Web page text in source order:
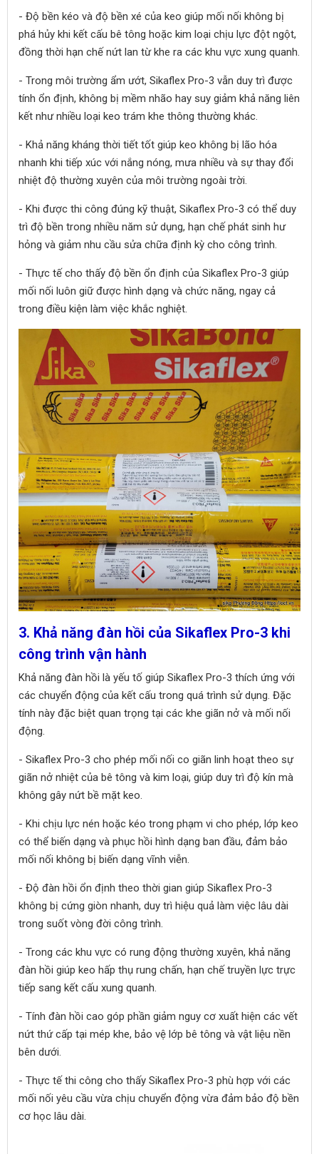
- Độ bền kéo và độ bền xé của keo giúp mối nối không bị
phá hủy khi kết cấu bê tông hoặc kim loại chịu lực đột ngột,
đồng thời hạn chế nứt lan từ khe ra các khu vực xung quanh.
- Trong môi trường ẩm ướt, Sikaflex Pro-3 vẫn duy trì được
tính ổn định, không bị mềm nhão hay suy giảm khả năng liên
kết như nhiều loại keo trám khe thông thường khác.
- Khả năng kháng thời tiết tốt giúp keo không bị lão hóa
nhanh khi tiếp xúc với nắng nóng, mưa nhiều và sự thay đổi
nhiệt độ thường xuyên của môi trường ngoài trời.
- Khi được thi công đúng kỹ thuật, Sikaflex Pro-3 có thể duy
trì độ bền trong nhiều năm sử dụng, hạn chế phát sinh hư
hỏng và giảm nhu cầu sửa chữa định kỳ cho công trình.
- Thực tế cho thấy độ bền ổn định của Sikaflex Pro-3 giúp
mối nối luôn giữ được hình dạng và chức năng, ngay cả
trong điều kiện làm việc khắc nghiệt.
3. Khả năng đàn hồi của Sikaflex Pro-3 khi
công trình vận hành
Khả năng đàn hồi là yếu tố giúp Sikaflex Pro-3 thích ứng với
các chuyển động của kết cấu trong quá trình sử dụng. Đặc
tính này đặc biệt quan trọng tại các khe giãn nở và mối nối
động.
- Sikaflex Pro-3 cho phép mối nối co giãn linh hoạt theo sự
giãn nở nhiệt của bê tông và kim loại, giúp duy trì độ kín mà
không gây nứt bề mặt keo.
- Khi chịu lực nén hoặc kéo trong phạm vi cho phép, lớp keo
có thể biến dạng và phục hồi hình dạng ban đầu, đảm bảo
mối nối không bị biến dạng vĩnh viễn.
- Độ đàn hồi ổn định theo thời gian giúp Sikaflex Pro-3
không bị cứng giòn nhanh, duy trì hiệu quả làm việc lâu dài
trong suốt vòng đời công trình.
- Trong các khu vực có rung động thường xuyên, khả năng
đàn hồi giúp keo hấp thụ rung chấn, hạn chế truyền lực trực
tiếp sang kết cấu xung quanh.
- Tính đàn hồi cao góp phần giảm nguy cơ xuất hiện các vết
nứt thứ cấp tại mép khe, bảo vệ lớp bê tông và vật liệu nền
bên dưới.
- Thực tế thi công cho thấy Sikaflex Pro-3 phù hợp với các
mối nối yêu cầu vừa chịu chuyển động vừa đảm bảo độ bền
cơ học lâu dài.